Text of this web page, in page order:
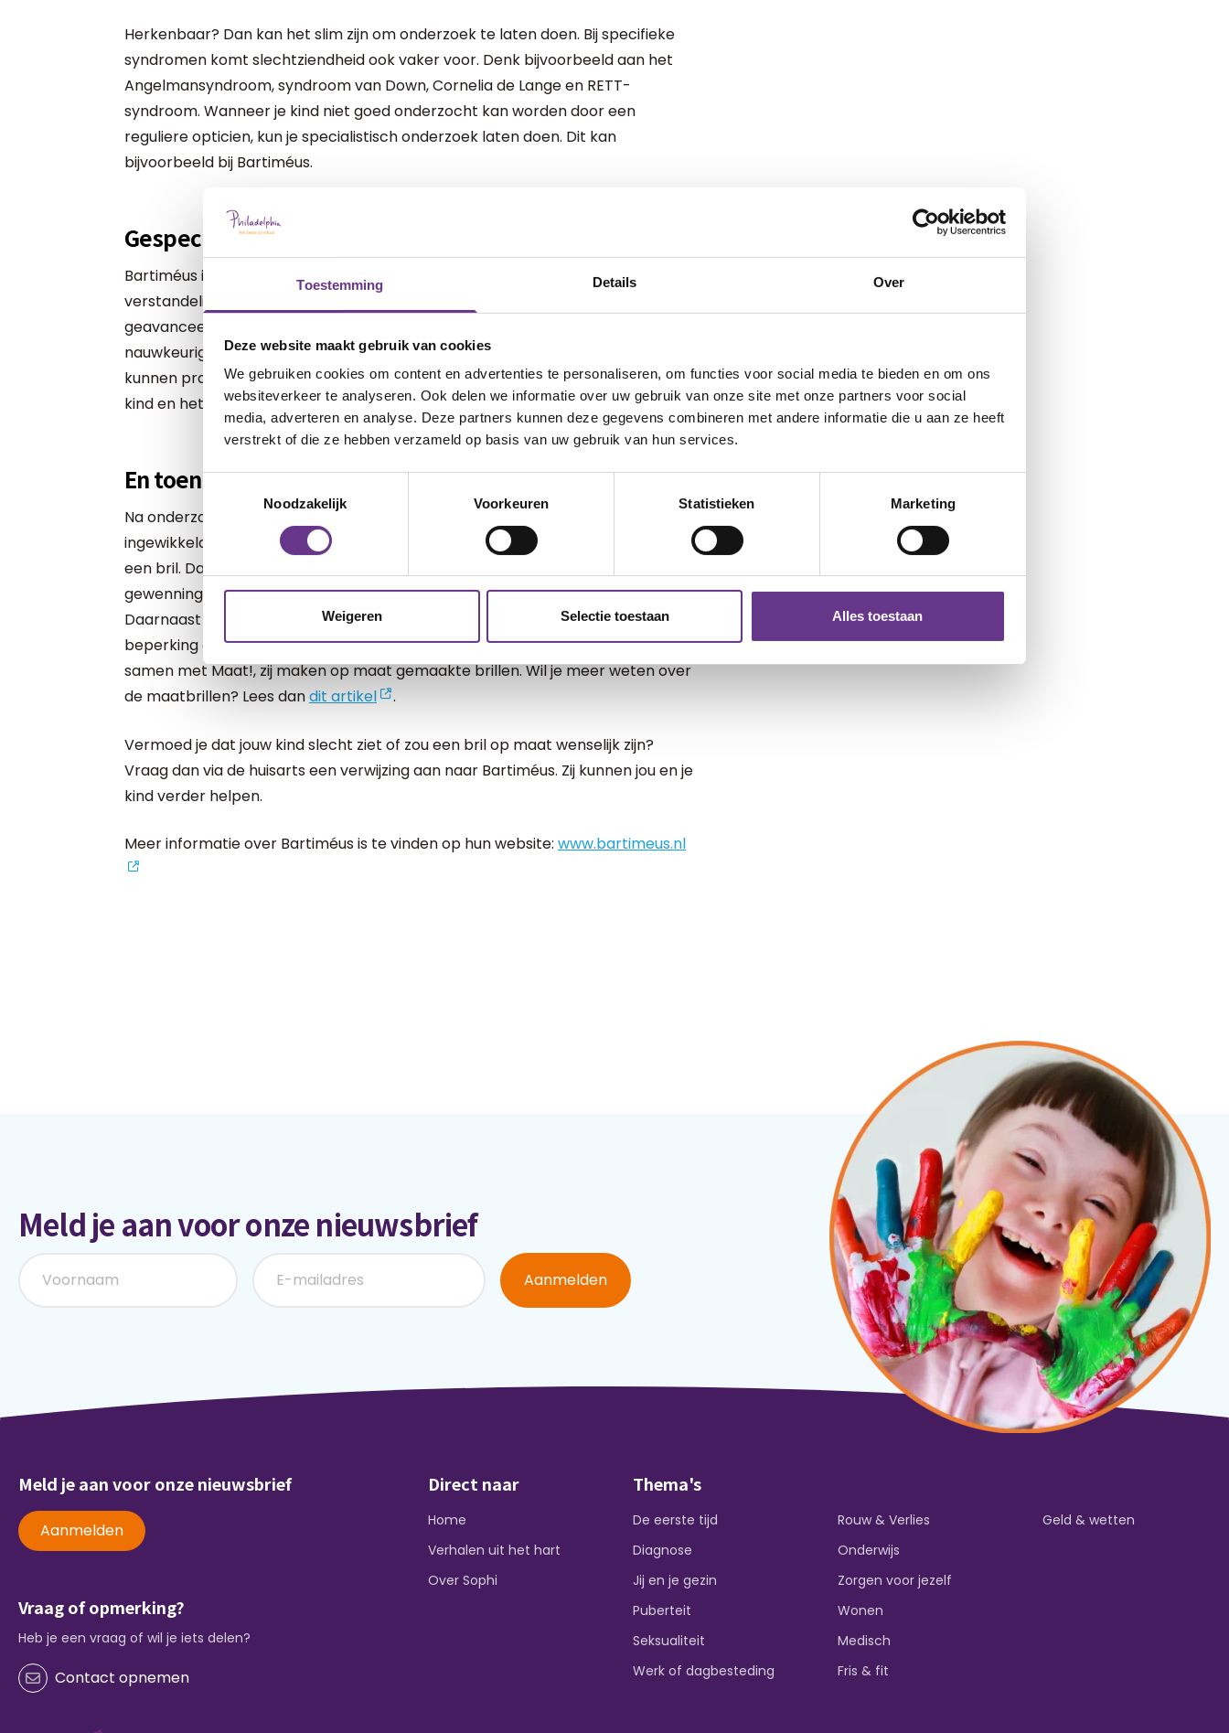
Toestemming Details Over
Deze website maakt gebruik van cookies
We gebruiken cookies om content en advertenties te personaliseren, om functies voor social media te bieden en om ons
websiteverkeer te analyseren. Ook delen we informatie over uw gebruik van onze site met onze partners voor social
media, adverteren en analyse. Deze partners kunnen deze gegevens combineren met andere informatie die u aan ze heeft
verstrekt of die ze hebben verzameld op basis van uw gebruik van hun services.
Noodzakelijk
Voorkeuren Statistieken Marketing
Weigeren Selectie toestaan Alles toestaan
Herkenbaar? Dan kan het slim zijn om onderzoek te laten doen. Bij specifieke
syndromen komt slechtziendheid ook vaker voor. Denk bijvoorbeeld aan het
Angelmansyndroom, syndroom van Down, Cornelia de Lange en RETT-
syndroom. Wanneer je kind niet goed onderzocht kan worden door een
reguliere opticien, kun je specialistisch onderzoek laten doen. Dit kan
bijvoorbeeld bij Bartiméus.
Gespecialiseerd onderzoek
Bartiméus is de specialist in oogzorg voor mensen van alle leeftijden met een
verstandelijke beperking. Ze bieden onderzoek op maat, waarbij zij veel
geavanceerde onderzoeksmiddelen kunnen gebruiken. Hiermee kunnen ze
nauwkeurig onderzoek doen, ook bij kinderen die bijvoorbeeld niet (goed)
kunnen praten. Bij Bartiméus wordt de tijd genomen om aan te sluiten bij jouw
kind en het juiste onderzoek te doen.
En toen moest hij een bril
Na onderzoek kan blijken dat je kind een bril nodig heeft. Dat kan nog weleens
ingewikkeld zijn. Ten eerste is het een uitdaging om je kind te laten wennen aan
een bril. Daarbij kan Bartiméus ondersteunen. Zij helpen bij het maken van een
gewenningsplan, om je kind zo goed mogelijk te laten wennen aan een bril.
Daarnaast komt het ook vaak voor dat kinderen met een verstandelijke
beperking een afwijkende gezichtsvorm hebben. Bartiméus werkt daarom
samen met Maat!, zij maken op maat gemaakte brillen. Wil je meer weten over
de maatbrillen? Lees dandit artikel .
Vermoed je dat jouw kind slecht ziet of zou een bril op maat wenselijk zijn?
Vraag dan via de huisarts een verwijzing aan naar Bartiméus. Zij kunnen jou en je
kind verder helpen.
Meer informatie over Bartiméus is te vinden op hun website: www.bartimeus.nl
Meld je aan voor onze nieuwsbrief
Aanmelden
Meld je aan voor onze nieuwsbrief
Aanmelden
Vraag of opmerking?
Heb je een vraag of wil je iets delen?
Contact opnemen
Direct naar
Home
Verhalen uit het hart
Over Sophi
Thema's
De eerste tijd
Diagnose
Jij en je gezin
Puberteit
Seksualiteit
Werk of dagbesteding
Rouw & Verlies
Onderwijs
Zorgen voor jezelf
Wonen
Medisch
Fris & fit
Geld & wetten